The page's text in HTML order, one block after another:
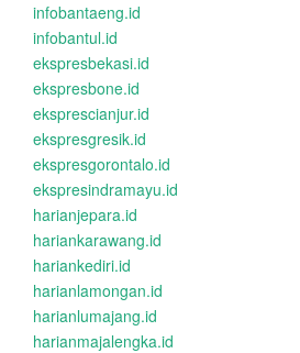
infobantaeng.id
infobantul.id
ekspresbekasi.id
ekspresbone.id
eksprescianjur.id
ekspresgresik.id
ekspresgorontalo.id
ekspresindramayu.id
harianjepara.id
hariankarawang.id
hariankediri.id
harianlamongan.id
harianlumajang.id
harianmajalengka.id